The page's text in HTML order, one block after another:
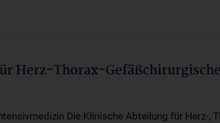
Herz-Thorax-
Die Klinische Abteilung für Herz-,